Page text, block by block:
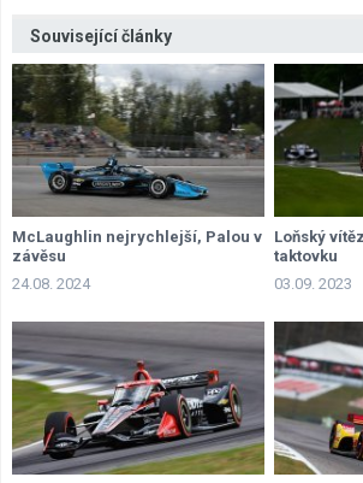
Související články
McLaughlin nejrychlejší, Palou v
závěsu
24.08. 2024
Loňský
taktovku
03.09. 2023